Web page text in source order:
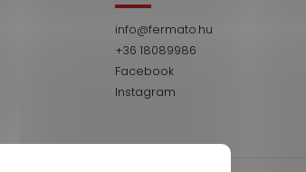
info@fermato.hu
+36 18089986
Facebook
Instagram